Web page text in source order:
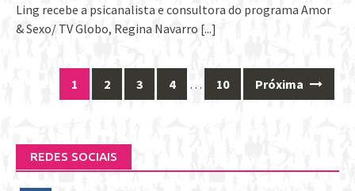
Ling recebe a psicanalista e consultora do programa Amor
& Sexo/ TV Globo, Regina Navarro [...]
1 2 3 4 … 10 Próxima
REDES SOCIAIS